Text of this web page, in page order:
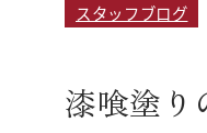
スタッフブログ
漆喰塗り